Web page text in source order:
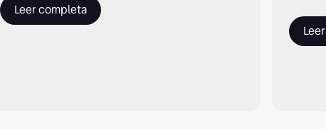
Leer completa